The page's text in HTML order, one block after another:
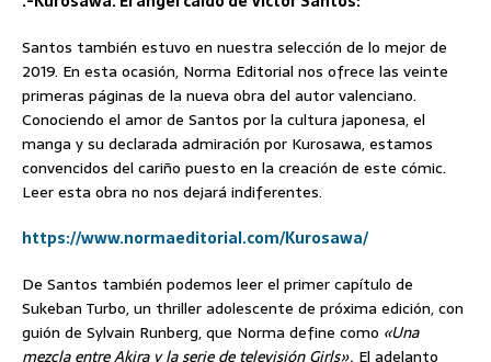
Santos también estuvo en nuestra selección de lo mejor de
2019. En esta ocasión, Norma Editorial nos ofrece las veinte
primeras páginas de la nueva obra del autor valenciano.
Conociendo el amor de Santos por la cultura japonesa, el
manga y su declarada admiración por Kurosawa, estamos
convencidos del cariño puesto en la creación de este cómic.
Leer esta obra no nos dejará indiferentes.
https://www.normaeditorial.com/Kurosawa/
De Santos también podemos leer el primer capítulo de
Sukeban Turbo, un thriller adolescente de próxima edición, con
guión de Sylvain Runberg, que Norma define como «Una
mezcla entre Akira y la serie de televisión Girls». El adelanto